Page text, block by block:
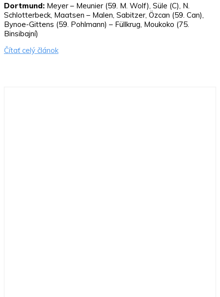
Dortmund: Meyer – Meunier (59. M. Wolf), Süle (C), N.
Schlotterbeck, Maatsen – Malen, Sabitzer, Özcan (59. Can),
Bynoe-Gittens (59. Pohlmann) – Füllkrug, Moukoko (75.
Binsibajní)
Čítať celý článok